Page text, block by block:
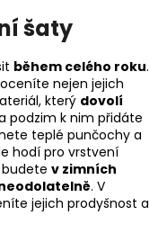
šaty
během celého roku.
nejen jejich
který dovolí
podzim k nim přidáte
teplé punčochy a
hodí pro vrstvení
v zimních
. V
jejich prodyšnost a